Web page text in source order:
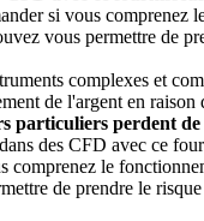
si vous comprenez
vous permettre de
complexes et
de l'argent en raison
particuliers perdent
des CFD avec ce
comprenez le
de prendre le